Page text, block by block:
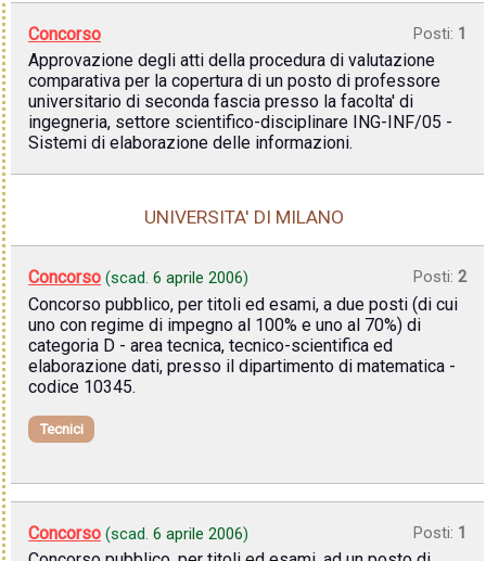
Concorso Posti: 1
Approvazione degli atti della procedura di valutazione
comparativa per la copertura di un posto di professore
universitario di seconda fascia presso la facolta' di
ingegneria, settore scientifico-disciplinare ING-INF/05 -
Sistemi di elaborazione delle informazioni.
UNIVERSITA' DI MILANO
Concorso (scad. 6 aprile 2006) Posti: 2
Concorso pubblico, per titoli ed esami, a due posti (di cui
uno con regime di impegno al 100% e uno al 70%) di
categoria D - area tecnica, tecnico-scientifica ed
elaborazione dati, presso il dipartimento di matematica -
codice 10345.
Tecnici
Concorso (scad. 6 aprile 2006) Posti: 1